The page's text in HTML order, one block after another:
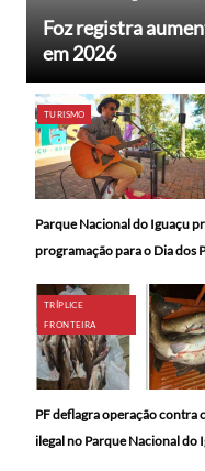
Foz registra
em 2026
TURISMO
Parque Nacional do Iguaçu
programação para o Dia dos
TRÍPLICE
FRONTEIRA
PF deflagra operação contra
ilegal no Parque Nacional do